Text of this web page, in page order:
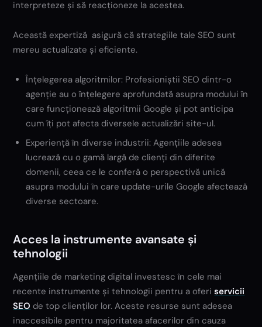
interpreteze și să reacționeze la acestea.
Această expertiză asigură că strategiile tale SEO sunt
mereu actualizate și eficiente.
Înțelegerea algoritmilor: Profesioniștii SEO dintr-o
agenție au o înțelegere aprofundată asupra modului în
care funcționează algoritmii Google și pot anticipa
cum îți pot afecta diversele actualizări site-ul.
Experiență în diverse industrii: Agențiile adesea
lucrează cu o gamă largă de clienți din diferite
domenii, ceea ce le conferă o perspectivă unică
asupra modului în care update-urile Google afectează
diverse sectoare.
Acces la instrumente avansate și
tehnologii
Agențiile de marketing digital investesc în cele mai
recente instrumente și tehnologii pentru a oferiservicii
SEO de top clienților lor. Aceste resurse sunt adesea
inaccesibile pentru majoritatea afacerilor din cauza